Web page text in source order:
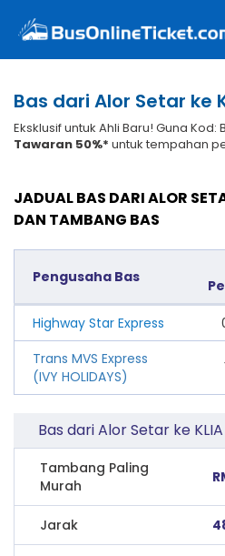
Bas dari Alor Setar ke
Eksklusif untuk Ahli Baru! Guna Kod:
Tawaran 50%* untuk tempahan
JADUAL BAS DARI ALOR
DAN TAMBANG BAS
Pengusaha Bas
Highway Star Express
Trans MVS Express
(IVY HOLIDAYS)
Bas dari Alor Setar ke
Tambang Paling
Murah
Jarak